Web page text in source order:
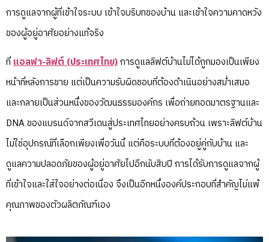
การดูแลจากผู้ที่เข้าใจระบบ เข้าใจบริบทของบ้าน และเข้าใจความคาดหวัง
ของผู้อยู่อาศัยอย่างแท้จริง
ที่แอลฟา-ลิฟต์ (ประเทศไทย)การดูแลลิฟต์บ้านไม่ได้ถูกมองเป็นเพียง
หน้าที่หลังการขาย แต่เป็นความรับผิดชอบที่ต้องดำเนินอย่างสม่ำเสมอ
และกลายเป็นส่วนหนึ่งของวัฒนธรรมองค์กร เพื่อถ่ายทอดมาตรฐานและ
DNA ของแบรนด์จากสวีเดนสู่ประเทศไทยอย่างครบถ้วน เพราะลิฟต์บ้าน
ไม่ใช่อุปกรณ์ที่เลือกเพียงเพื่อวันนี้ แต่คือระบบที่ต้องอยู่คู่กับบ้าน และ
ดูแลความปลอดภัยของผู้อยู่อาศัยไปอีกนับสิบปี การได้รับการดูแลจากผู้
ที่เข้าใจและใส่ใจอย่างต่อเนื่อง จึงเป็นอีกหนึ่งองค์ประกอบที่สำคัญไม่แพ้
คุณภาพของตัวผลิตภัณฑ์เอง